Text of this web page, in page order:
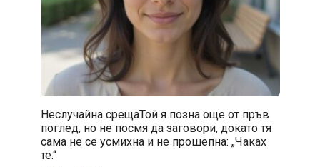
Неслучайна срещаТой я позна още от пръв
поглед, но не посмя да заговори, докато тя
сама не се усмихна и не прошепна: „Чаках
те.“